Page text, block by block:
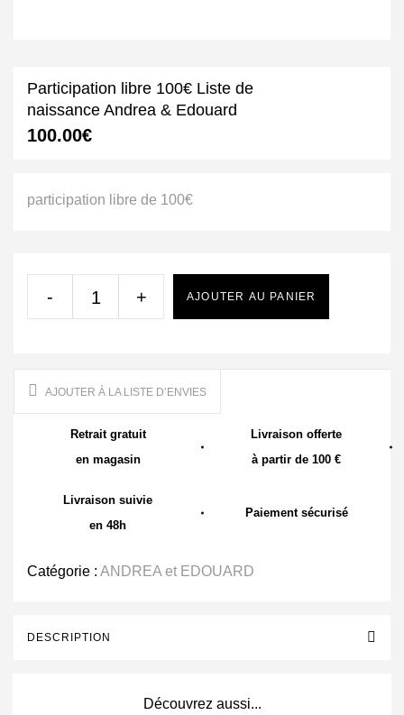
Participation libre 100€ Liste de
naissance Andrea & Edouard
100.00€
participation libre de 100€
- + AJOUTER AU PANIER
AJOUTER À LA LISTE D’ENVIES
Retrait gratuit
en magasin
Livraison offerte
à partir de 100 €
Livraison suivie
en 48h
Paiement sécurisé
Catégorie : ANDREA et EDOUARD
DESCRIPTION
Découvrez aussi...